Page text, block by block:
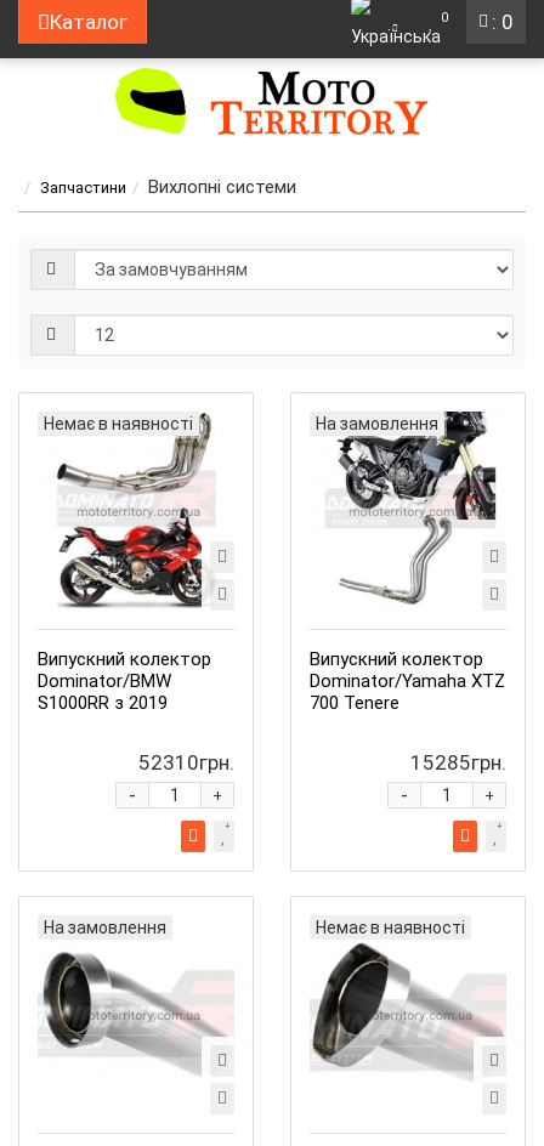
: 0
Каталог 0
Запчастини Вихлопні системи
Немає в наявності
Випускний колектор
Dominator/BMW
S1000RR з 2019
52310грн.
+
-
На замовлення
Випускний колектор
Dominator/Yamaha XTZ
700 Tenere
15285грн.
+
-
На замовлення Немає в наявності